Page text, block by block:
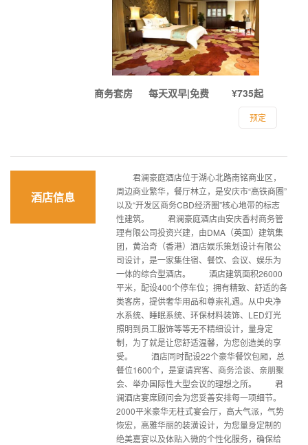
商务套房 ¥735起
每天双早|免费
预定
酒店信息
君澜豪庭酒店位于湖心北路南铭商业区，
周边商业繁华，餐厅林立，是安庆市“高铁商圈”
以及“开发区商务CBD经济圈”核心地带的标志
性建筑。 君澜豪庭酒店由安庆香村商务管
理有限公司投资兴建，由DMA（英国）建筑集
团，黄治奇（香港）酒店娱乐策划设计有限公
司设计，是一家集住宿、餐饮、会议、娱乐为
一体的综合型酒店。 酒店建筑面积26000
平米，配设400个停车位；拥有精致、舒适的各
类客房，提供奢华用品和尊崇礼遇。从中央净
水系统、睡眠系统、环保材料装饰、LED灯光
照明到员工服饰等等无不精细设计，量身定
制，为了就是让您舒适温馨，为您创造美的享
受。 酒店同时配设22个豪华餐饮包厢，总
餐位1600个，是宴请宾客、商务洽谈、亲朋聚
会、举办国际性大型会议的理想之所。 君
澜酒店宴席顾问会为您妥善安排每一项细节。
2000平米豪华无柱式宴会厅，高大气派，气势
恢宏，高雅华丽的装潢设计，为您量身定制的
绝美嘉宴以及体贴入微的个性化服务，确保给